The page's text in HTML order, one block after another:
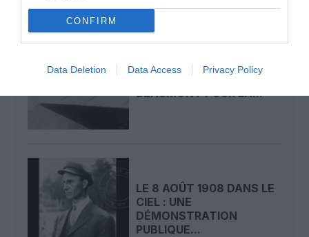
CONFIRM
Data Deletion Data Access Privacy Policy
LE 9 AOÛT 1912 DANS LE
CIEL : DÉPART DE
BEAUMONT POUR LA...
LE 8 AOÛT 1908 DANS LE
CIEL : UNE
DÉMONSTRATION
PUBLIQUE...